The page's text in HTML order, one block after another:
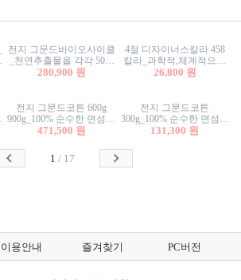
전지 그문드바이오사이클
_천연추출물을 각각 50%
이상 함유한 친환경그래
280,900 원
4절 디자이너스칼라 458
칼라_과학적,체계적으로
분류된 200색을 갖춘 색지
26,800 원
전지 그문드코튼 600g
900g_100% 순수한 면섬유
로 만든 친환경프리미엄
471,500 원
전지 그문드코튼
300g_100% 순수한 면섬유
로 만든 친환경프리미엄
131,300 원
1 / 17
이용안내 즐겨찾기 PC버전